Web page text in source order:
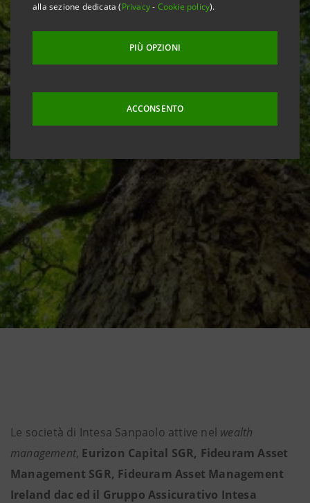
alla sezione dedicata (Privacy- Cookie policy).
PIÙ OPZIONI
ACCONSENTO
Le società di Intesa Sanpaolo attive nel wealth
management, Eurizon Capital SGR, Fideuram Asset
Management SGR, Fideuram Asset Management
Ireland dac ed il Gruppo Assicurativo Intesa